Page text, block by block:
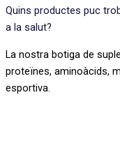
Quins productes puc
a la salut?
La nostra botiga de
proteïnes, aminoàcids,
esportiva.